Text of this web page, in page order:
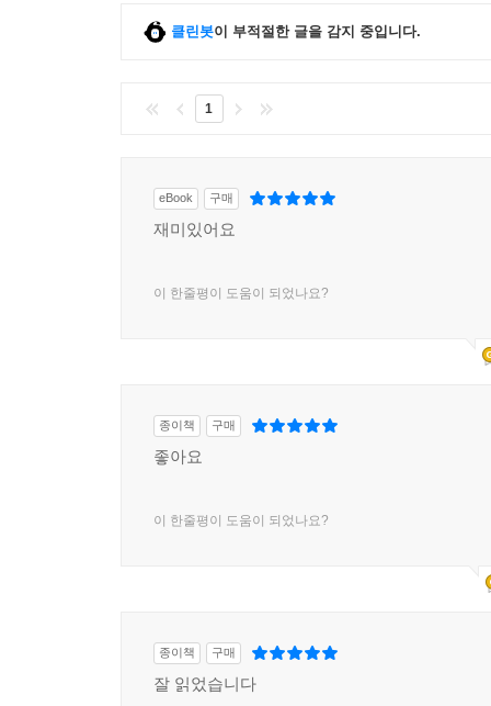
클린봇이 부적절한 글을 감지 중입니다.
1
eBook 구매
재미있어요
이 한줄평이 도움이 되었나요?
종이책 구매
좋아요
이 한줄평이 도움이 되었나요?
종이책 구매
잘 읽었습니다